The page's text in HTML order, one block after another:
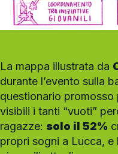
La mappa illustrata da
durante l’evento sulla
questionario promosso
visibili i tanti “vuoti”
ragazze: solo il 52%
propri sogni a Lucca, e